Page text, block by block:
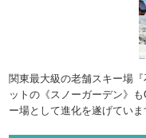
関東最大級の老舗スキー場
ットの《スノーガーデン》
ー場として進化を遂げてい